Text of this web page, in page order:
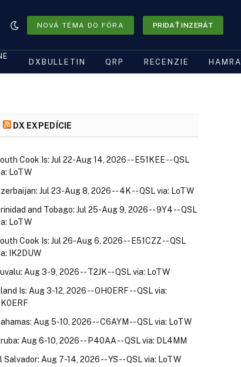
NOVÁ TÉMA DO FÓRA PRIDAŤ INZERÁT
DXBULLETIN QRP RECENZIE
DX EXPEDÍCIE
Cook Is: Jul 22-Aug 14, 2026 -- E51KEE -- QSL
LoTW
Jul 23-Aug 8, 2026 -- 4K -- QSL via: LoTW
and Tobago: Jul 25-Aug 9, 2026 -- 9Y4 -- QSL
LoTW
Cook Is: Jul 26-Aug 6, 2026 -- E51CZZ -- QSL
IK2DUW
Aug 3-9, 2026 -- T2JK -- QSL via: LoTW
Is: Aug 3-12, 2026 -- OH0ERF -- QSL via:
Aug 5-10, 2026 -- C6AYM -- QSL via: LoTW
Aug 6-10, 2026 -- P40AA -- QSL via: DL4MM
Salvador: Aug 7-14, 2026 -- YS -- QSL via: LoTW